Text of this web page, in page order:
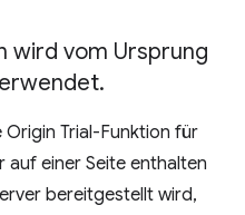
wird vom Ursprung
.
Origin Trial-Funktion für
einer Seite enthalten
bereitgestellt wird,